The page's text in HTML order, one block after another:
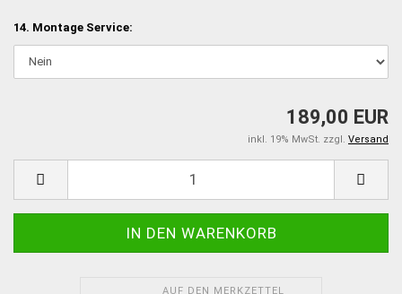
14. Montage Service:
189,00 EUR
inkl. 19% MwSt. zzgl. Versand
AUF DEN MERKZETTEL